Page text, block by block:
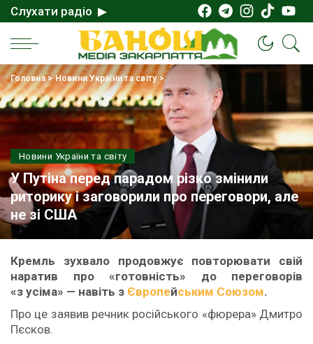
Слухати радіо ▶
Головна>Новини України та світу>
Новини України та світу
У Путіна перед парадом різко змінили
риторику і заговорили про переговори, але
не зі США
Кремль зухвало продовжує повторювати свій
наратив про «готовність» до переговорів
«з усіма» — навіть з Європейським Союзом.
Про це заявив речник російського «фюрера» Дмитро
Пєсков.